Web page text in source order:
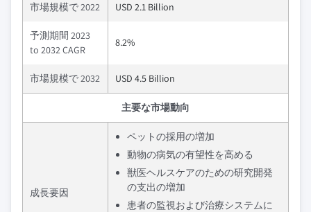
市場規模で 2022 USD 2.1 Billion
予測期間 2023
to 2032 CAGR
8.2%
市場規模で 2032 USD 4.5 Billion
主要な市場動向
成長要因
ペットの採用の増加
動物の病気の有望性を高める
獣医ヘルスケアのための研究開発
の支出の増加
患者の監視および治療システムに